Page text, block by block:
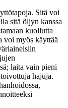
Sitä voi
sitä öljyn kanssa
kuollutta
voi myös käyttää
laita vain pieni
hajuja.